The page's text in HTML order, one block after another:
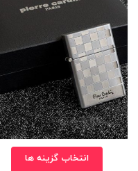
انتخاب گزینه ها